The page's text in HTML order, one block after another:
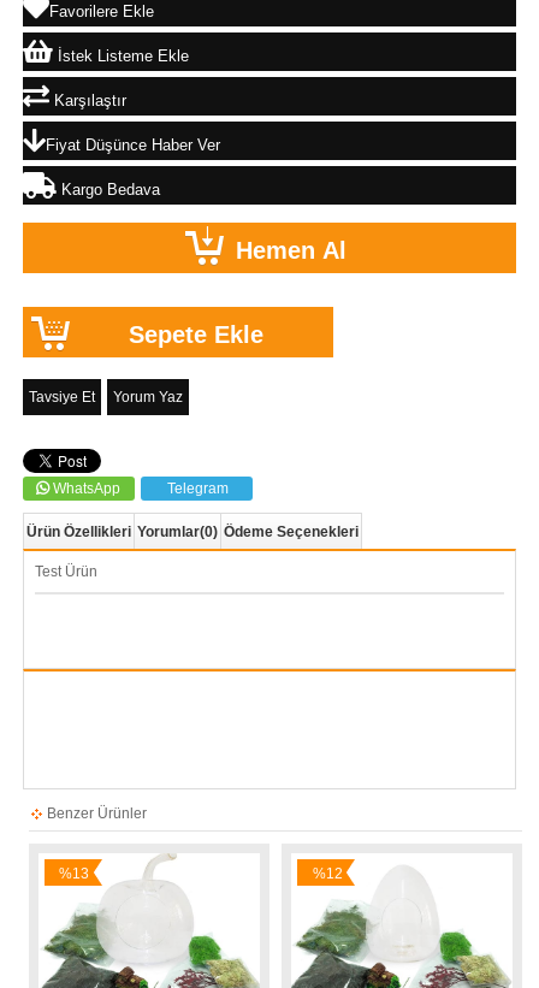
Favorilere Ekle
İstek Listeme Ekle
Karşılaştır
Fiyat Düşünce Haber Ver
Kargo Bedava
Tavsiye Et Yorum Yaz
WhatsApp Telegram
Ürün Özellikleri Yorumlar(0) Ödeme Seçenekleri
Test Ürün
Benzer Ürünler
%13
İndirim
%12
İndirim